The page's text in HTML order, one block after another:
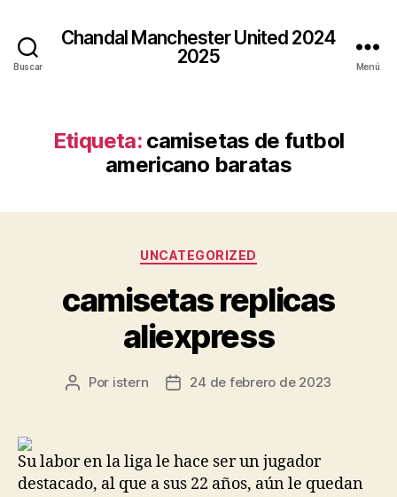
Buscar
Chandal Manchester United 2024
2025
Menú
Etiqueta: camisetas de futbol
americano baratas
Categorías
UNCATEGORIZED
camisetas replicas
aliexpress
Autor
Por istern
Fecha24 de febrero de 2023
Su labor en la liga le hace ser un jugador
destacado, al que a sus 22 años, aún le quedan